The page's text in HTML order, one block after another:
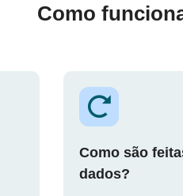
Como
Como são
dados?